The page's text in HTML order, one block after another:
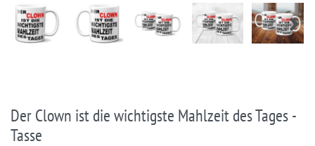
Der Clown ist die wichtigste Mahlzeit des Tages -
Tasse